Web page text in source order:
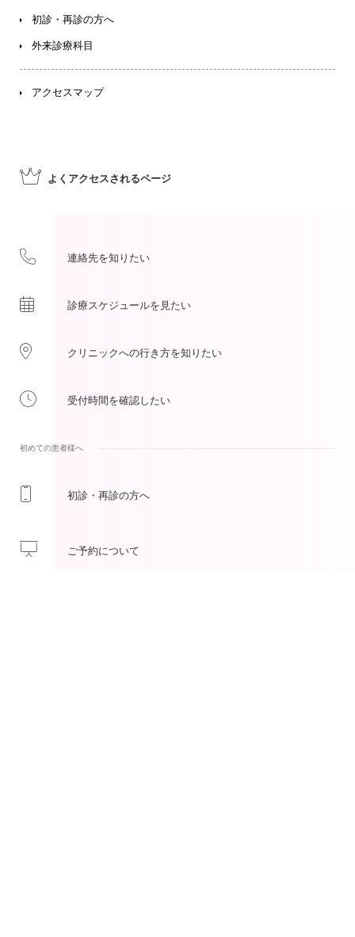
初診・再診の方へ
外来診療科目
アクセスマップ
よくアクセスされるページ
連絡先を知りたい
診療スケジュールを 見たい
クリニックへの行き方を知りたい
受付時間を確認したい
初めての患者様へ
初診・再診の方へ
ご予約について